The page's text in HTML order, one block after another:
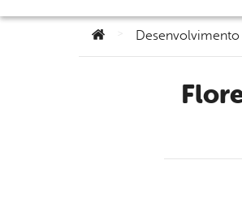
Você está aqui:Desenvolvimento
Floresta conquista SELO FNAS 2025 e reforça compromisso